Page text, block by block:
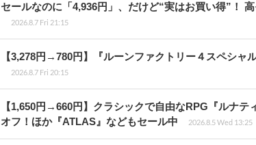
セールなのに「4,936円」、だけど“実はお買い得”！
2026.8.7 Fri 21:15
【3,278円→780円】『ルーンファクトリー４スペシャ
2026.8.7 Fri 20:15
【1,650円→660円】クラシックで自由なRPG『ルナ
オフ！ほか『ATLAS』などもセール中
2026.8.5 Wed 13:25